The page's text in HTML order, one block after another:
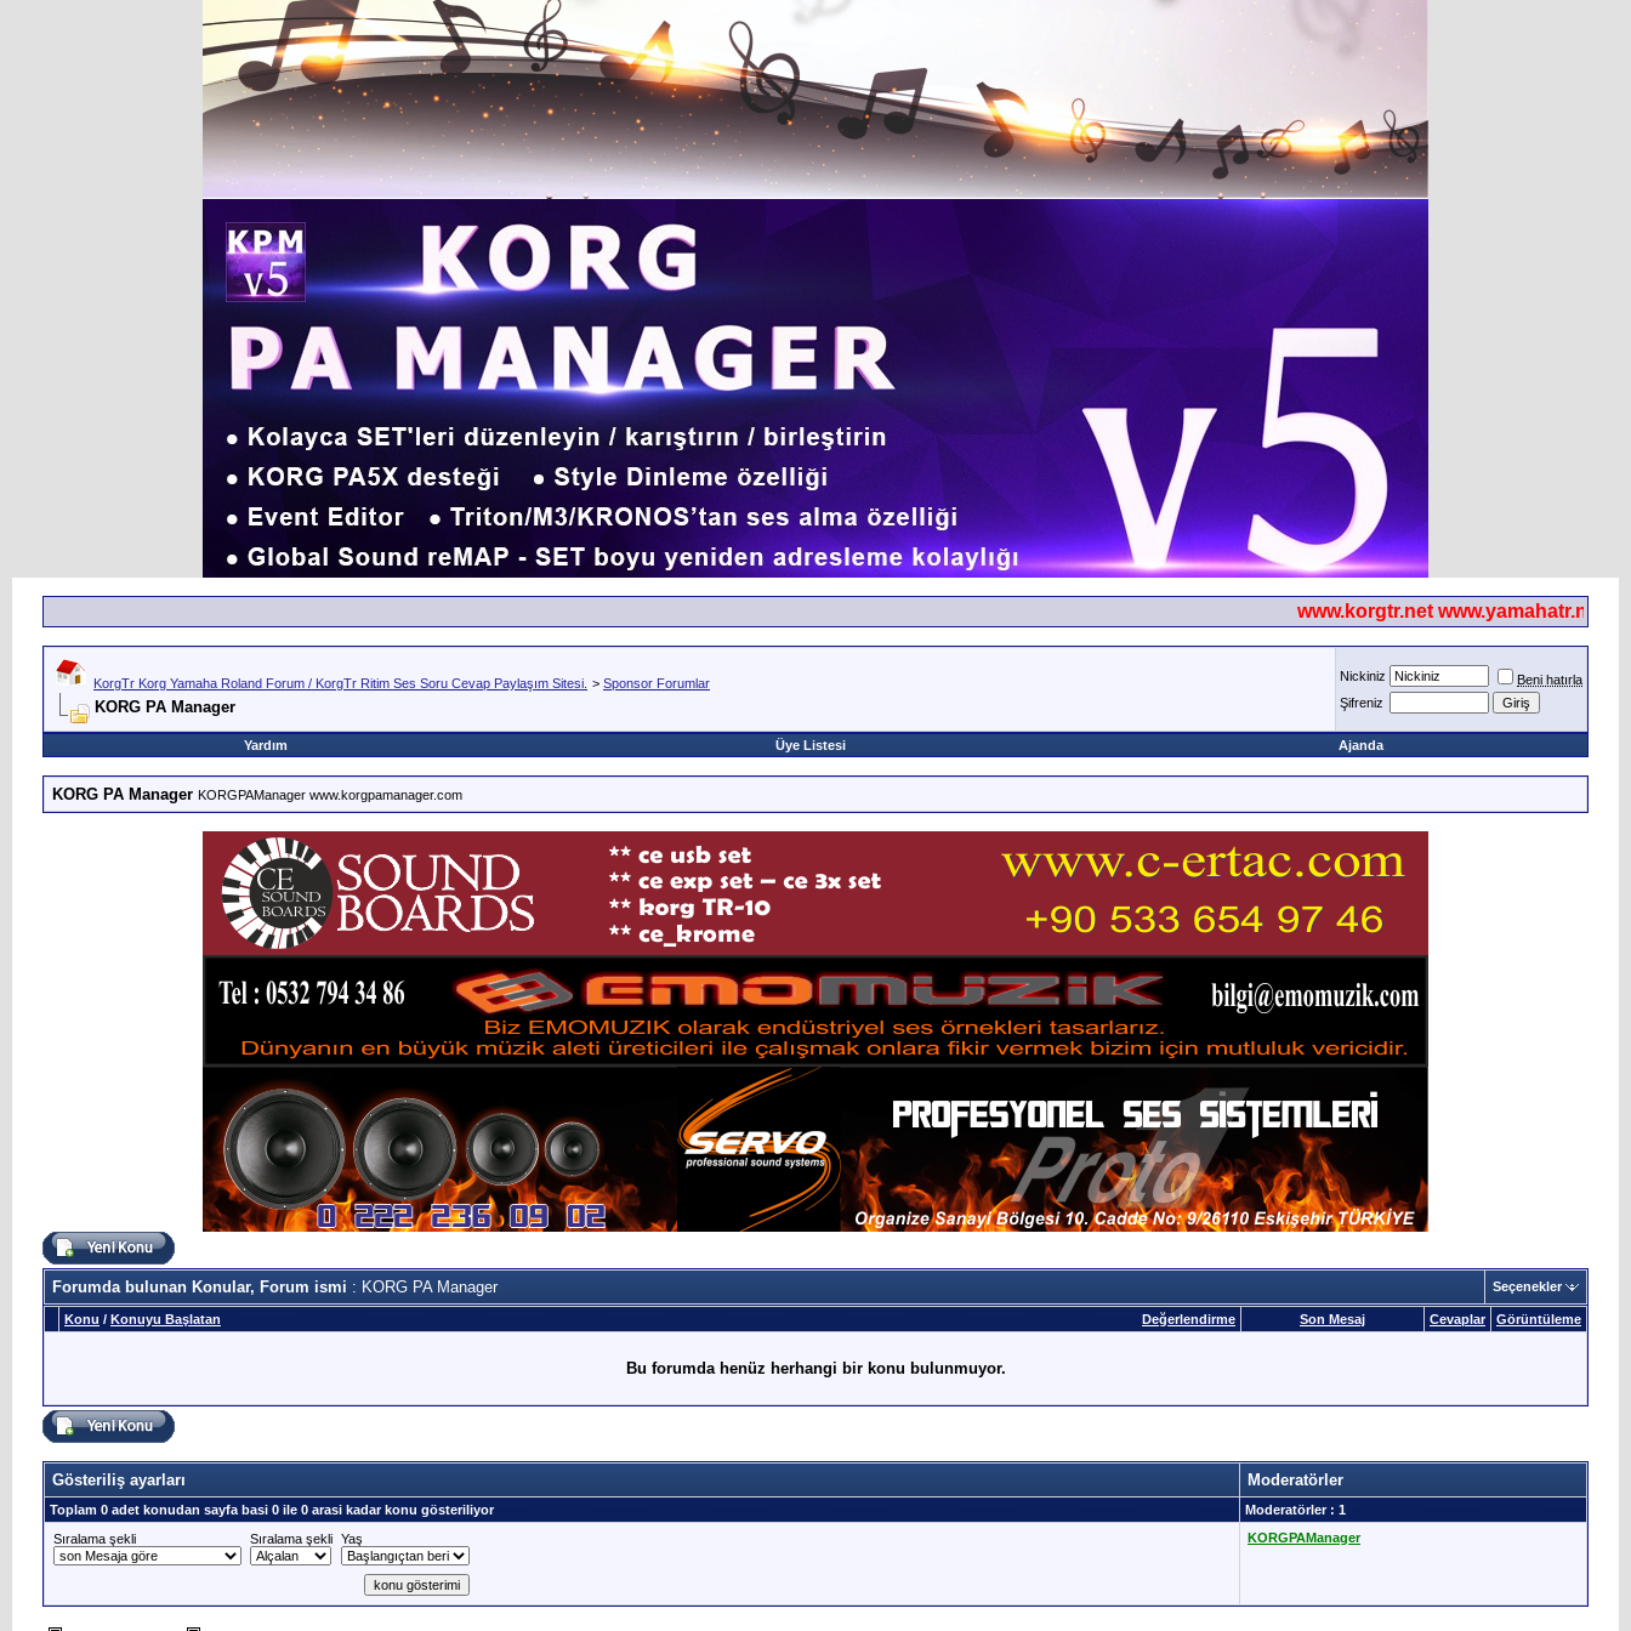
www.korgtr.net www.yamahatr.net
KorgTr Korg Yamaha Roland Forum / KorgTr Ritim Ses Soru Cevap Paylaşım Sitesi. > Sponsor Forumlar
KORG PA Manager
Nickiniz
Beni hatırla
Şifreniz
Yardım Üye Listesi Ajanda
KORG PA Manager KORGPAManager www.korgpamanager.com
Forumda bulunan Konular, Forum ismi : KORG PA Manager Seçenekler
Değerlendirme
Konu / Konuyu Başlatan Son Mesaj Cevaplar Görüntüleme
Bu forumda henüz herhangi bir konu bulunmuyor.
Gösteriliş ayarları Moderatörler
Toplam 0 adet konudan sayfa basi 0 ile 0 arasi kadar konu gösteriliyor
Moderatörler : 1
Sıralama şekli
Sıralama şekli Yaş KORGPAManager